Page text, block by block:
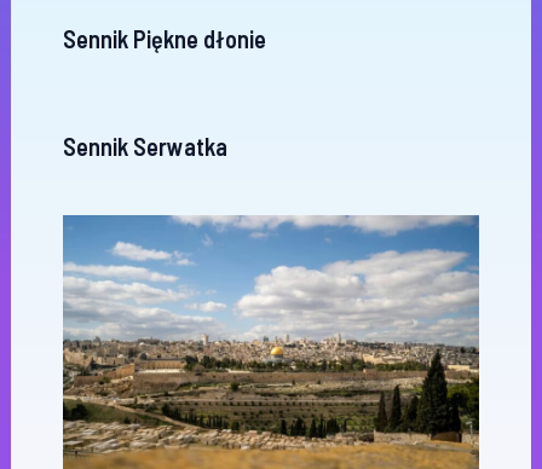
Sennik Piękne dłonie
Sennik Serwatka